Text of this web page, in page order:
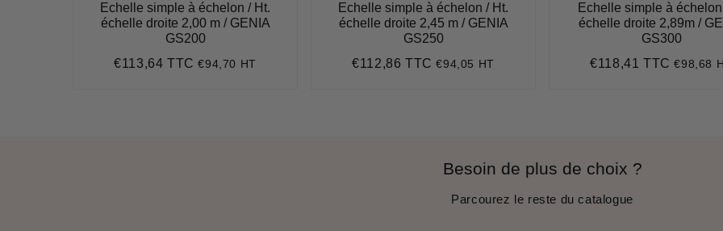
Echelle simple à échelon / Ht.
échelle droite 2,00 m / GENIA
GS200
Prix
€113,64 TTC€113,64
€94,70 HT
Echelle simple à échelon / Ht.
échelle droite 2,45 m / GENIA
GS250
Prix
€112,86 TTC€112,86
€94,05 HT
Echelle simple à
échelle droite 2,89m /
GS300
Prix
€118,41 TTC€118,41
€98,68
Besoin de plus de choix ?
Parcourez le reste du catalogue